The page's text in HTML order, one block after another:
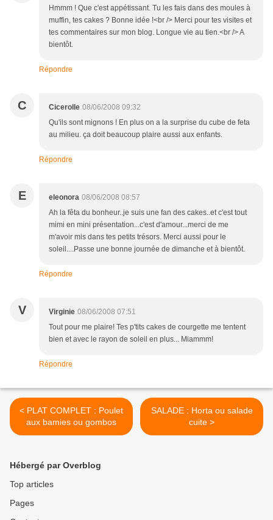
Hmmm ! Que c'est appétissant. Tu les fais dans des moules à
muffin, tes cakes ? Bonne idée !<br /> Merci pour tes visites et
tes commentaires sur mon blog. Longue vie au tien.<br /> A
bientôt.
Répondre
C Cicerolle 08/06/2008 09:32
Qu'ils sont mignons ! En plus on a la surprise du cube de feta
au milieu. ça doit beaucoup plaire aussi aux enfants.
Répondre
E eleonora 08/06/2008 08:57
Ah la fêta du bonheur..je suis une fan des cakes..et c'est tout
mimi en mini présentation...c'est d'amour...merci de me
m'avoir mis dans tes petits trésors. Merci aussi pour le
soleil....Passe une bonne journée de dimanche et à bientôt.
Répondre
V Virginie 08/06/2008 07:51
Tout pour me plaire! Tes p'tits cakes de courgette me tentent
bien et avec le rayon de soleil en plus... Miammm!
Répondre
< PLAT COMPLET : Poulet
aux bamies ou gombos
SALADE : Horta ou salade
cuite >
Hébergé par Overblog
Top articles
Pages